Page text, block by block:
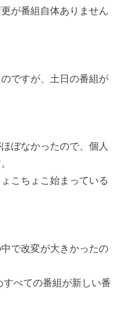
が番組自体ありません
ですが、土日の番組が
ぼなかったので、個人
こちょこ始まっている
で改変が大きかったの
べての番組が新しい番